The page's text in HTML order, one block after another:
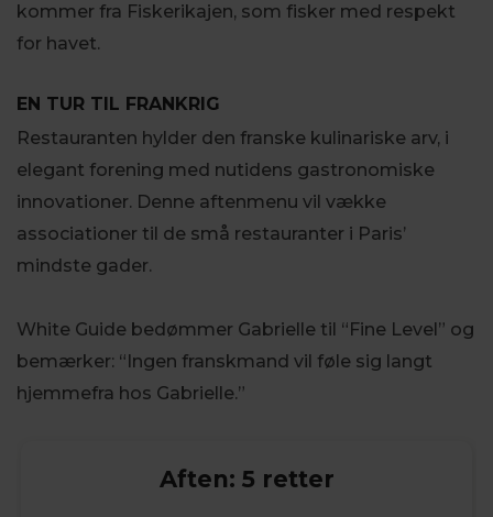
kommer fra Fiskerikajen, som fisker med respekt
for havet.
EN TUR TIL FRANKRIG
Restauranten hylder den franske kulinariske arv, i
elegant forening med nutidens gastronomiske
innovationer. Denne aftenmenu vil vække
associationer til de små restauranter i Paris’
mindste gader.
White Guide bedømmer Gabrielle til “Fine Level” og
bemærker: “Ingen franskmand vil føle sig langt
hjemmefra hos Gabrielle.”
Aften: 5 retter